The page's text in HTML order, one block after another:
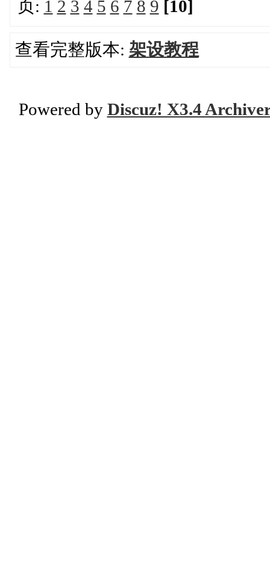
页: 1 2 3 4 5 6 7 8 9 [10]
查看完整版本: 架设教程
Powered by Discuz! X3.4